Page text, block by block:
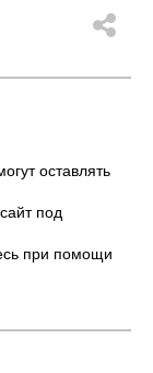
оставлять
под
при помощи